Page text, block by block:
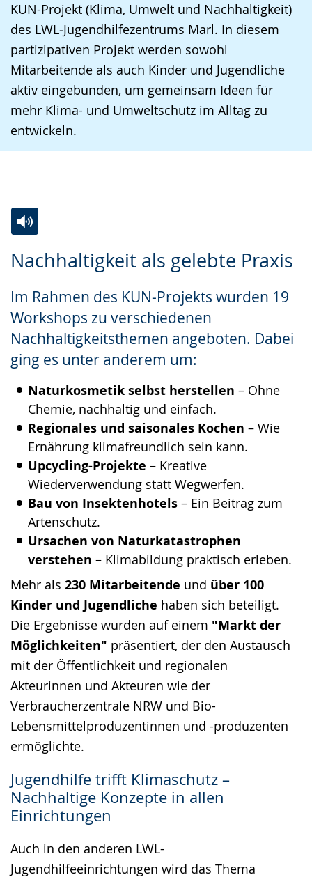
KUN-Projekt (Klima, Umwelt und Nachhaltigkeit)
des LWL‑Jugendhilfezentrums Marl. In diesem
partizipativen Projekt werden sowohl
Mitarbeitende als auch Kinder und Jugendliche
aktiv eingebunden, um gemeinsam Ideen für
mehr Klima- und Umweltschutz im Alltag zu
entwickeln.
Nachhaltigkeit als gelebte Praxis
Im Rahmen des KUN-Projekts wurden 19
Workshops zu verschiedenen
Nachhaltigkeitsthemen angeboten. Dabei
ging es unter anderem um:
Naturkosmetik selbst herstellen – Ohne
Chemie, nachhaltig und einfach.
Regionales und saisonales Kochen – Wie
Ernährung klimafreundlich sein kann.
Upcycling-Projekte – Kreative
Wiederverwendung statt Wegwerfen.
Bau von Insektenhotels – Ein Beitrag zum
Artenschutz.
Ursachen von Naturkatastrophen
verstehen – Klimabildung praktisch erleben.
Mehr als 230 Mitarbeitende und über 100
Kinder und Jugendliche haben sich beteiligt.
Die Ergebnisse wurden auf einem "Markt der
Möglichkeiten" präsentiert, der den Austausch
mit der Öffentlichkeit und regionalen
Akteurinnen und Akteuren wie der
Verbraucherzentrale NRW und Bio-
Lebensmittelproduzentinnen und -produzenten
ermöglichte.
Jugendhilfe trifft Klimaschutz –
Nachhaltige Konzepte in allen
Einrichtungen
Auch in den anderen LWL-
Jugendhilfeeinrichtungen wird das Thema
Leichten
wechseln.
Audio-
Video
Deutscher
Gebärdensprache
wird
angezeigt.